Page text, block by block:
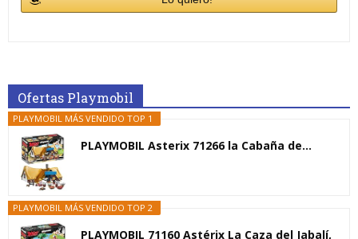
Ofertas Playmobil
PLAYMOBIL MÁS VENDIDO TOP 1
PLAYMOBIL Asterix 71266 la Cabaña de...
PLAYMOBIL MÁS VENDIDO TOP 2
PLAYMOBIL 71160 Astérix La Caza del Jabalí,